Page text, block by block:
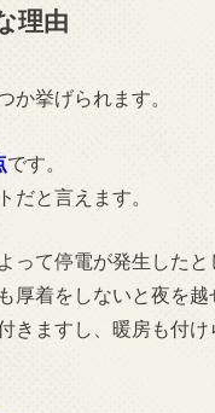
理由
か挙げられます。
です。
だと言えます。
て停電が発生したと
着をしないと夜を越
きますし、暖房も付